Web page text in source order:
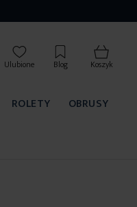
Ulubione Blog Koszyk
ROLETY
OBRUSY